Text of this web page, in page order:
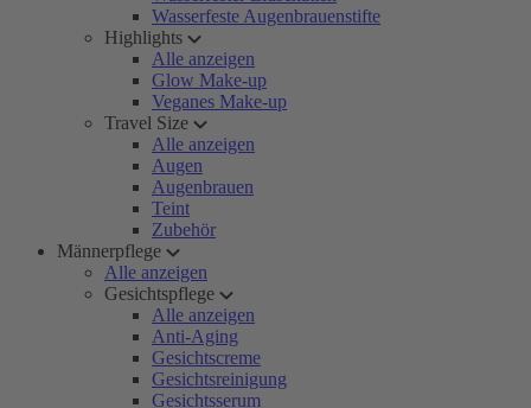
Wasserfeste Augenbrauenstifte
Highlights
Alle anzeigen
Glow Make-up
Veganes Make-up
Travel Size
Alle anzeigen
Augen
Augenbrauen
Teint
Zubehör
Männerpflege
Alle anzeigen
Gesichtspflege
Alle anzeigen
Anti-Aging
Gesichtscreme
Gesichtsreinigung
Gesichtsserum